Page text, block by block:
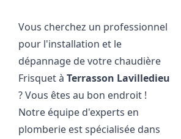
Vous cherchez un professionnel
pour l'installation et le
dépannage de votre chaudière
Frisquet àTerrasson Lavilledieu
? Vous êtes au bon endroit !
Notre équipe d'experts en
plomberie est spécialisée dans